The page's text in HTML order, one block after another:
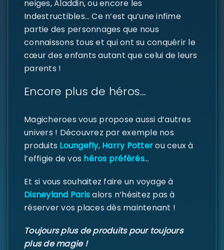
CONNECTER
ou e-mail*
de passe*
Se souvenir de moi
SE CONNECTER
neiges, Aladdin, ou encore les
Indestructibles… Ce n’est qu’une infime
partie des personnages que nous
connaissons tous et qui ont su conquérir le
cœur des enfants autant que celui de leurs
parents !
Encore plus de héros…
Magicheroes vous propose aussi d’autres
univers ! Découvrez par exemple nos
produits Loungefly,Harry Potterou ceux à
l’effigie de vos héros préférés…
Et si vous souhaitez faire un voyage à
Disneyland Parisalors n’hésitez pas à
réserver vos places dès maintenant !
Toujours plus de produits pour toujours
plus de magie !